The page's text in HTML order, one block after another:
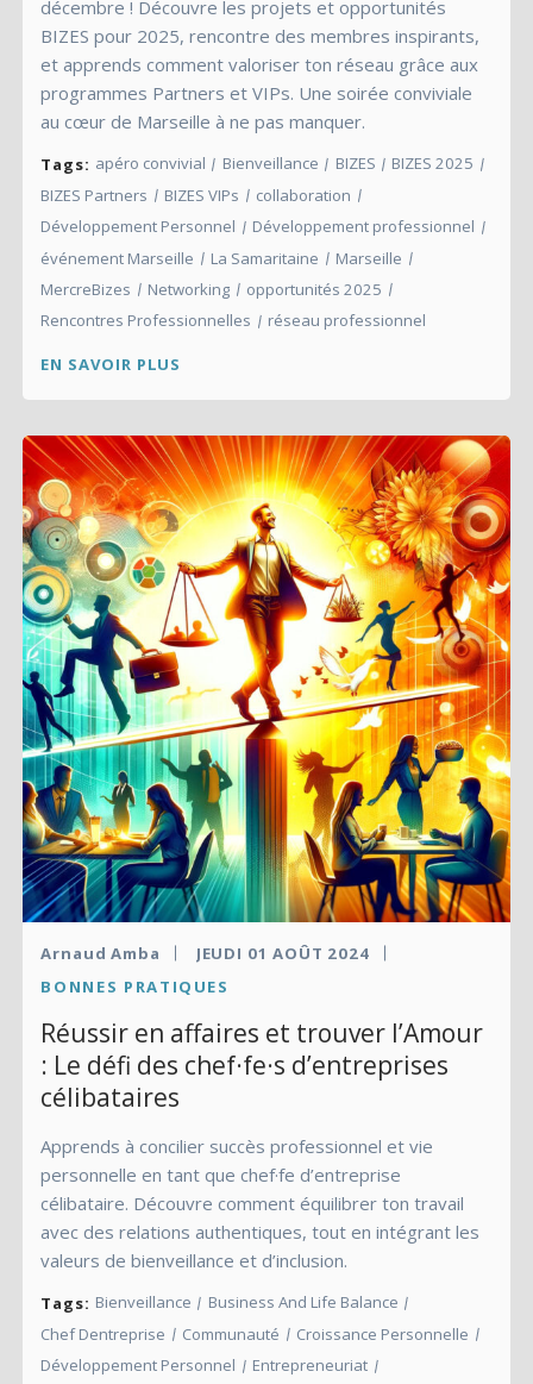
décembre ! Découvre les projets et opportunités
BIZES pour 2025, rencontre des membres inspirants,
et apprends comment valoriser ton réseau grâce aux
programmes Partners et VIPs. Une soirée conviviale
au cœur de Marseille à ne pas manquer.
Tags: apéro convivial Bienveillance BIZES
BIZES 2025
BIZES Partners
BIZES VIPs
collaboration
Développement Personnel
Développement professionnel
événement Marseille
La Samaritaine
Marseille
MercreBizes
Networking
opportunités 2025
Rencontres Professionnelles
réseau professionnel
EN SAVOIR PLUS
Arnaud Amba
JEUDI 01 AOÛT 2024
BONNES PRATIQUES
Réussir en affaires et trouver l’Amour
: Le défi des chef·fe·s d’entreprises
célibataires
Apprends à concilier succès professionnel et vie
personnelle en tant que chef·fe d’entreprise
célibataire. Découvre comment équilibrer ton travail
avec des relations authentiques, tout en intégrant les
valeurs de bienveillance et d’inclusion.
Tags: Bienveillance
Business And Life Balance
Chef Dentreprise
Communauté
Croissance Personnelle
Développement Personnel
Entrepreneuriat